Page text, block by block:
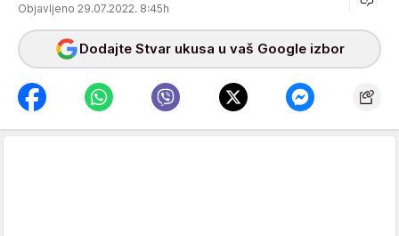
Objavljeno 29.07.2022. 8:45h
Dodajte Stvar ukusa u vaš Google izbor